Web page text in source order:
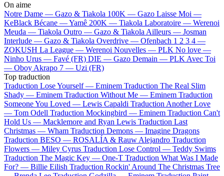
On aime
Notre Dame — Gazo & Tiakola 100K — Gazo Laisse Moi —
KeBlack Bécane —Yamê 200K — Tiakola Laboratoire — Werenoi
Meuda — Tiakola Outro — Gazo & TiakolaAilleurs — Josman
Interlude — Gazo & Tiakola Overdrive — Ofenbach 1 2 3 4 —
ZOKUSH La League — Werenoi Nouvelles — PLK No love —
Ninho Urus — Favé (FR) DIE — Gazo Demain — PLKAvec Toi
— OboyAkrapo 7 — Uzi (FR)
Top traduction
Traduction Lose Yourself — Eminem Traduction The Real Slim
Shady — Eminem Traduction Without Me — Eminem Traduction
Someone You Loved — Lewis Capaldi Traduction Another Love
— Tom Odell Traduction Mockingbird — Eminem Traduction Can't
Hold Us — Macklemore and Ryan Lewis Traduction Last
Christmas — Wham Traduction Demons — Imagine Dragons
Traduction BESO — ROSALÍA & Rauw Alejandro Traduction
Flowers — Miley Cyrus Traduction Lose Control — Teddy Swims
Traduction The Magic Key — One-T Traduction What Was I Made
For? — Billie Eilish Traduction Rockin' Around The Christmas Tree